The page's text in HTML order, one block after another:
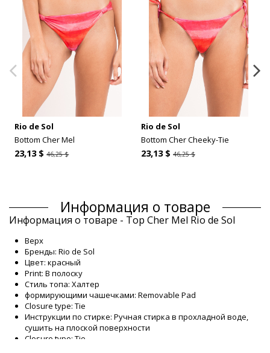
Rio de Sol
Bottom Cher Mel
23,13 $46,25 $
Rio de Sol
Bottom Cher Cheeky-Tie
23,13 $ 46,25 $
Информация о товаре
Информация о товаре - Top Cher Mel Rio de Sol
Верх
Бренды: Rio de Sol
Цвет: красный
Print: В полоску
Стиль топа: Халтер
формирующими чашечками: Removable Pad
Closure type: Tie
Инструкции по стирке: Ручная стирка в прохладной воде,
сушить на плоской поверхности
Closure type: Tie